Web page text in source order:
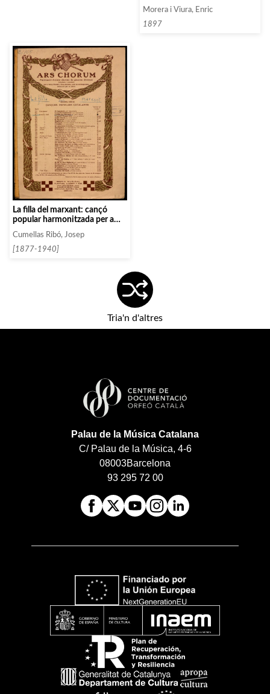
Morera i Viura, Enric
1897
La filla del marxant: cançó
popular harmonitzada per a
chor a set veus mixtes
Cumellas Ribó, Josep
[1877-1940]
Tria'n d'altres
Palau de la Música Catalana
C/ Palau de la Música, 4-6
08003Barcelona
93 295 72 00